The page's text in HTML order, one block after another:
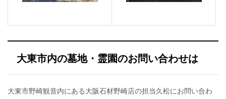
大東市内の墓地・霊園のお問い合わせは
大東市野崎観音内にある大阪石材野崎店の担当久松にお問い合わ